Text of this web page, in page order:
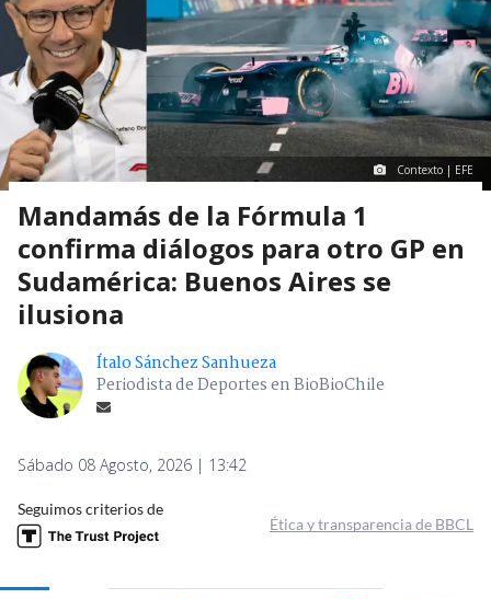
Contexto | EFE
Mandamás de la Fórmula 1
confirma diálogos para otro GP en
Sudamérica: Buenos Aires se
ilusiona
Ítalo Sánchez Sanhueza
Periodista de Deportes en BioBioChile
Sábado 08 Agosto, 2026 | 13:42
Seguimos criterios de
Ética y transparencia de BBCL